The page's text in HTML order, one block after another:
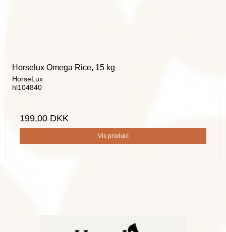
Horselux Omega Rice, 15 kg
HorseLux
hl104840
199,00 DKK
Vis produkt